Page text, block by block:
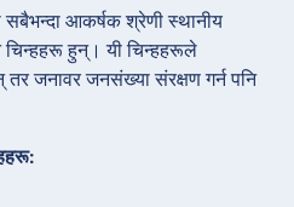
आकर्षक श्रेणी स्थानीय
चिन्हहरू हुन्। यी चिन्हहरूले
तर जनावर जनसंख्या संरक्षण गर्न पनि